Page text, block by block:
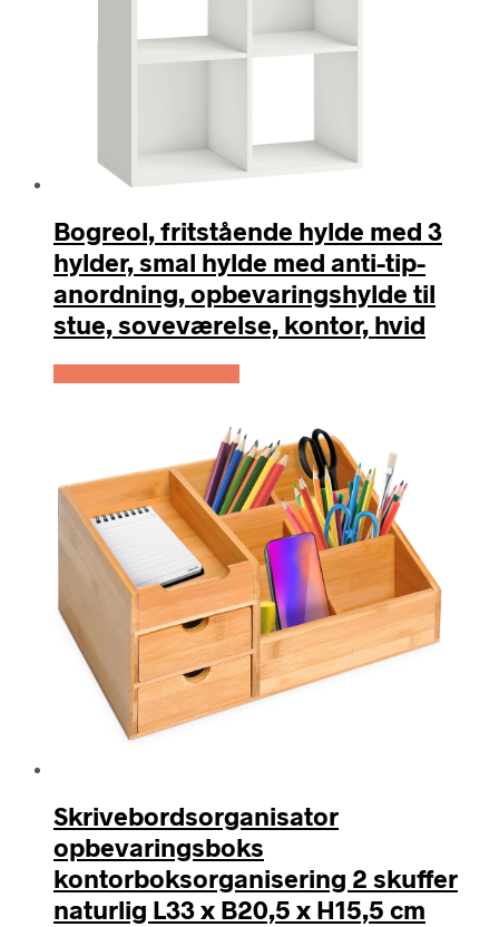
Bogreol, fritstående hylde med 3
hylder, smal hylde med anti-tip-
anordning, opbevaringshylde til
stue, soveværelse, kontor, hvid
Skrivebordsorganisator
opbevaringsboks
kontorboksorganisering 2 skuffer
naturlig L33 x B20,5 x H15,5 cm